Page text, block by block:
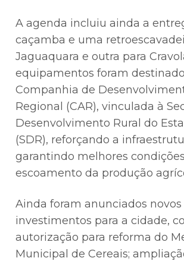
A agenda incluiu ainda a
caçamba e uma
Jaguaquara e outra para
equipamentos foram
Companhia de
Regional (CAR), vinculada à
Desenvolvimento Rural do
(SDR), reforçando a
garantindo melhores
escoamento da produção
Ainda foram anunciados novos
investimentos para a cidade,
autorização para reforma do
Municipal de Cereais;